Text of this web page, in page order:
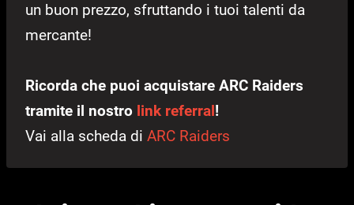
un buon prezzo, sfruttando i tuoi talenti da
mercante!
Ricorda che puoi acquistare ARC Raiders
tramite il nostro link referral!
Vai alla scheda di ARC Raiders